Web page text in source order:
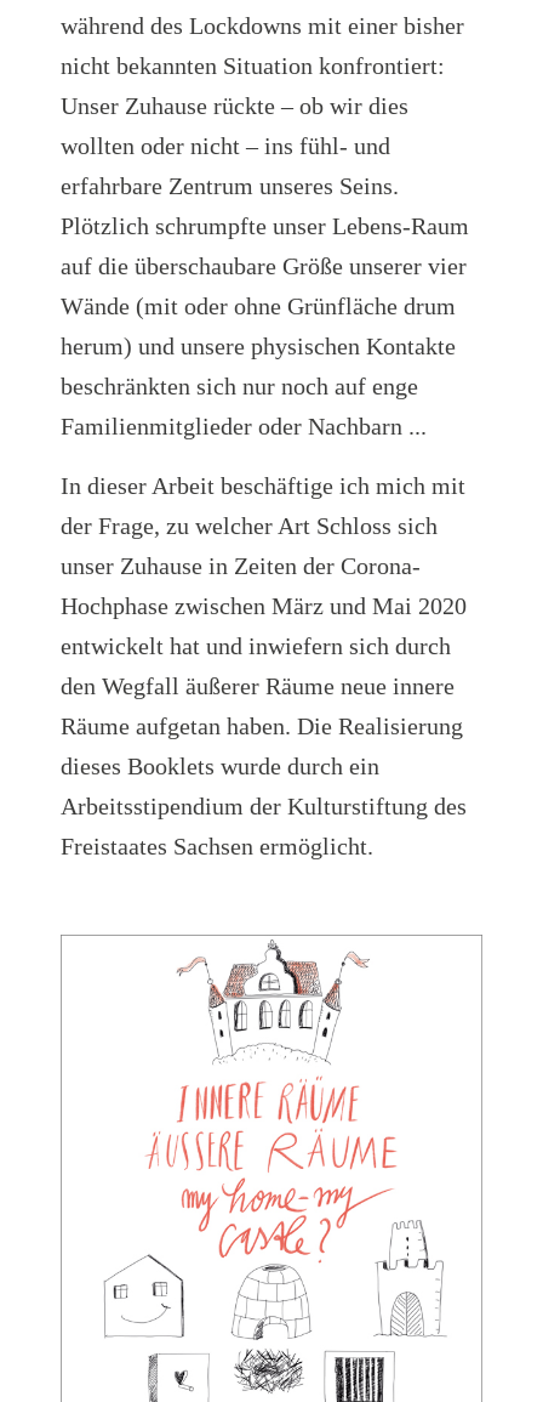
während des Lockdowns mit einer bisher
nicht bekannten Situation konfrontiert:
Unser Zuhause rückte – ob wir dies
wollten oder nicht – ins fühl- und
erfahrbare Zentrum unseres Seins.
Plötzlich schrumpfte unser Lebens-Raum
auf die überschaubare Größe unserer vier
Wände (mit oder ohne Grünfläche drum
herum) und unsere physischen Kontakte
beschränkten sich nur noch auf enge
Familienmitglieder oder Nachbarn ...
In dieser Arbeit beschäftige ich mich mit
der Frage, zu welcher Art Schloss sich
unser Zuhause in Zeiten der Corona-
Hochphase zwischen März und Mai 2020
entwickelt hat und inwiefern sich durch
den Wegfall äußerer Räume neue innere
Räume aufgetan haben. Die Realisierung
dieses Booklets wurde durch ein
Arbeitsstipendium der Kulturstiftung des
Freistaates Sachsen ermöglicht.